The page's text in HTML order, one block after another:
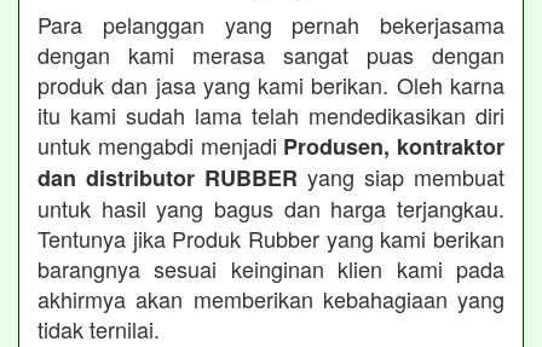
Para pelanggan yang pernah bekerjasama
dengan kami merasa sangat puas dengan
produk dan jasa yang kami berikan. Oleh karna
itu kami sudah lama telah mendedikasikan diri
untuk mengabdi menjadi Produsen, kontraktor
dan distributor RUBBER yang siap membuat
untuk hasil yang bagus dan harga terjangkau.
Tentunya jika Produk Rubber yang kami berikan
barangnya sesuai keinginan klien kami pada
akhirmya akan memberikan kebahagiaan yang
tidak ternilai.